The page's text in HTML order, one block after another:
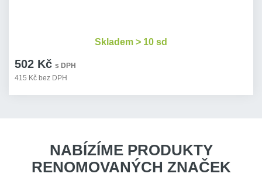
502 Kč s DPH
415 Kč bez DPH
Skladem > 10 sd
NABÍZÍME PRODUKTY
RENOMOVANÝCH ZNAČEK